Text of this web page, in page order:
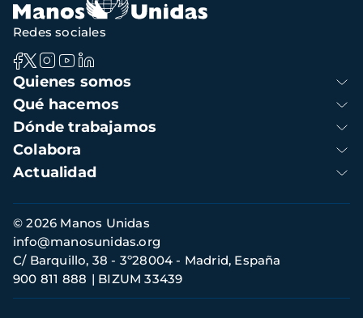
Navegación
principal
Quienes somos
Qué hacemos
Dónde trabajamos
Colabora
Actualidad
Redes sociales
Información
de
contacto
© 2026 Manos Unidas
C/ Barquillo, 38 - 3º28004 - Madrid, España
900 811 888
BIZUM 33439
info@manosunidas.org